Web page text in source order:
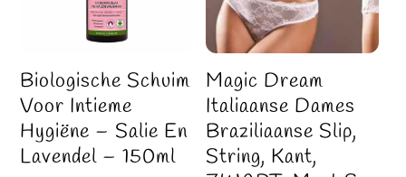
Biologische Schuim
Voor Intieme
Hygiëne – Salie En
Lavendel – 150ml
Magic Dream
Italiaanse Dames
Braziliaanse Slip,
String, Kant,